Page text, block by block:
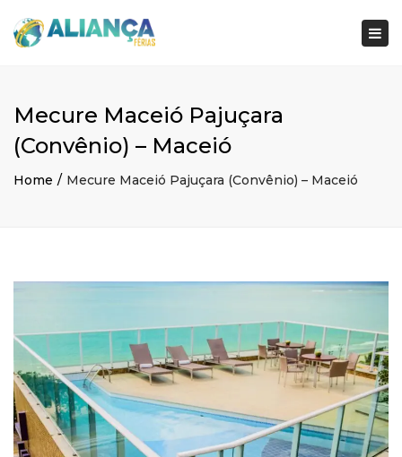
Mecure Maceió Pajuçara
(Convênio) – Maceió
Home Mecure Maceió Pajuçara (Convênio) – Maceió